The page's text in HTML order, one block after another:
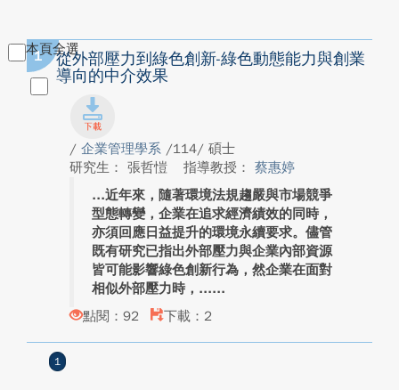
本頁全選
1
從外部壓力到綠色創新-綠色動態能力與創業
導向的中介效果
/ 企業管理學系 /114/ 碩士
研究生： 張哲愷
指導教授： 蔡惠婷
近年來，隨著環境法規趨嚴與市場競爭
型態轉變，企業在追求經濟績效的同時，
亦須回應日益提升的環境永續要求。儘管
既有研究已指出外部壓力與企業內部資源
皆可能影響綠色創新行為，然企業在面對
相似外部壓力時，...
點閱：92
下載：2
1